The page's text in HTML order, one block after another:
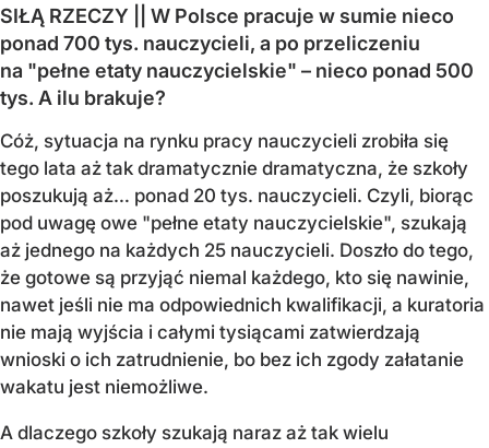
SIŁĄ RZECZY || W Polsce pracuje w sumie nieco
ponad 700 tys. nauczycieli, a po przeliczeniu
na "pełne etaty nauczycielskie" – nieco ponad 500
tys. A ilu brakuje?
Cóż, sytuacja na rynku pracy nauczycieli zrobiła się
tego lata aż tak dramatycznie dramatyczna, że szkoły
poszukują aż… ponad 20 tys. nauczycieli. Czyli, biorąc
pod uwagę owe "pełne etaty nauczycielskie", szukają
aż jednego na każdych 25 nauczycieli. Doszło do tego,
że gotowe są przyjąć niemal każdego, kto się nawinie,
nawet jeśli nie ma odpowiednich kwalifikacji, a kuratoria
nie mają wyjścia i całymi tysiącami zatwierdzają
wnioski o ich zatrudnienie, bo bez ich zgody załatanie
wakatu jest niemożliwe.
A dlaczego szkoły szukają naraz aż tak wielu